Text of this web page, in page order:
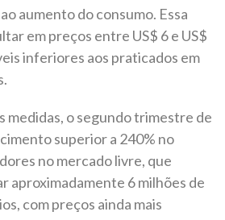
aumento do consumo. Essa
em preços entre US$ 6 e US$
inferiores aos praticados em
medidas, o segundo trimestre de
superior a 240% no
no mercado livre, que
aproximadamente 6 milhões de
com preços ainda mais